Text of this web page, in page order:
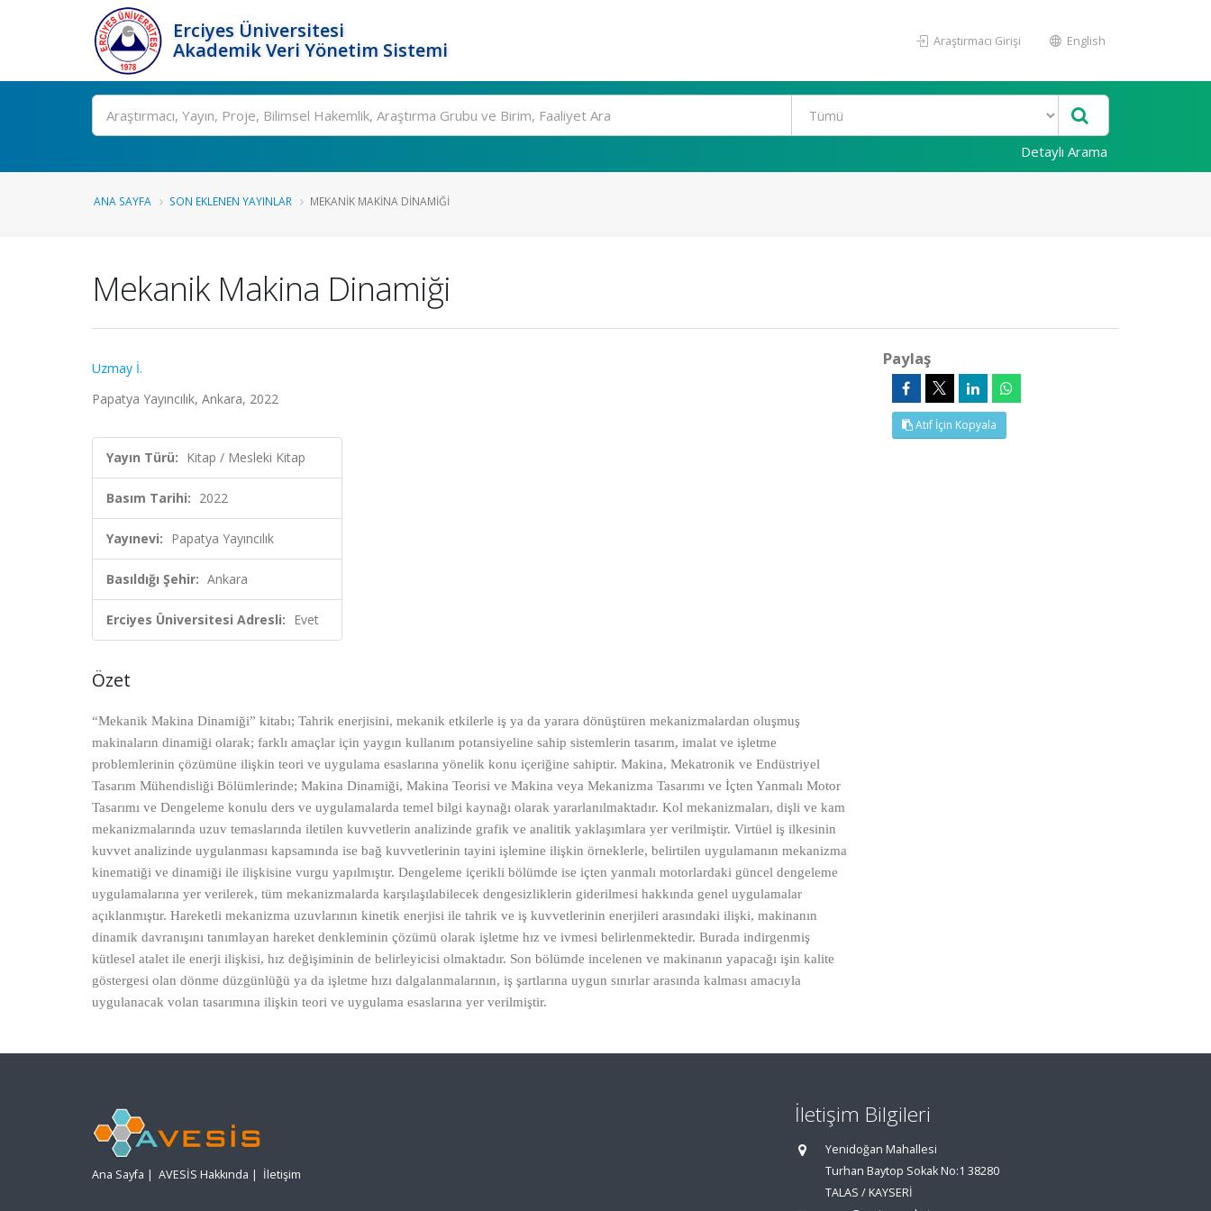
Erciyes Üniversitesi
Akademik Veri Yönetim Sistemi
Araştırmacı Girişi English
Ara
Detaylı Arama
ANA SAYFA SON EKLENEN YAYINLAR MEKANIK MAKINA DINAMIĞI
Mekanik Makina Dinamiği
Uzmay İ.
Papatya Yayıncılık, Ankara, 2022
Yayın Türü: Kitap / Mesleki Kitap
Basım Tarihi: 2022
Yayınevi: Papatya Yayıncılık
Basıldığı Şehir: Ankara
Erciyes Üniversitesi Adresli: Evet
Özet
“Mekanik Makina Dinamiği” kitabı; Tahrik enerjisini, mekanik etkilerle iş ya da yarara dönüştüren mekanizmalardan oluşmuş
makinaların dinamiği olarak; farklı amaçlar için yaygın kullanım potansiyeline sahip sistemlerin tasarım, imalat ve işletme
problemlerinin çözümüne ilişkin teori ve uygulama esaslarına yönelik konu içeriğine sahiptir. Makina, Mekatronik ve Endüstriyel
Tasarım Mühendisliği Bölümlerinde; Makina Dinamiği, Makina Teorisi ve Makina veya Mekanizma Tasarımı ve İçten Yanmalı Motor
Tasarımı ve Dengeleme konulu ders ve uygulamalarda temel bilgi kaynağı olarak yararlanılmaktadır. Kol mekanizmaları, dişli ve kam
mekanizmalarında uzuv temaslarında iletilen kuvvetlerin analizinde grafik ve analitik yaklaşımlara yer verilmiştir. Virtüel iş ilkesinin
kuvvet analizinde uygulanması kapsamında ise bağ kuvvetlerinin tayini işlemine ilişkin örneklerle, belirtilen uygulamanın mekanizma
kinematiği ve dinamiği ile ilişkisine vurgu yapılmıştır. Dengeleme içerikli bölümde ise içten yanmalı motorlardaki güncel dengeleme
uygulamalarına yer verilerek, tüm mekanizmalarda karşılaşılabilecek dengesizliklerin giderilmesi hakkında genel uygulamalar
açıklanmıştır. Hareketli mekanizma uzuvlarının kinetik enerjisi ile tahrik ve iş kuvvetlerinin enerjileri arasındaki ilişki, makinanın
dinamik davranışını tanımlayan hareket denkleminin çözümü olarak işletme hız ve ivmesi belirlenmektedir. Burada indirgenmiş
kütlesel atalet ile enerji ilişkisi, hız değişiminin de belirleyicisi olmaktadır. Son bölümde incelenen ve makinanın yapacağı işin kalite
göstergesi olan dönme düzgünlüğü ya da işletme hızı dalgalanmalarının, iş şartlarına uygun sınırlar arasında kalması amacıyla
uygulanacak volan tasarımına ilişkin teori ve uygulama esaslarına yer verilmiştir.
Paylaş
Atıf İçin Kopyala
Ana Sayfa | AVESİS Hakkında | İletişim
İletişim Bilgileri
Yenidoğan Mahallesi
Turhan Baytop Sokak No:1 38280
TALAS / KAYSERİ